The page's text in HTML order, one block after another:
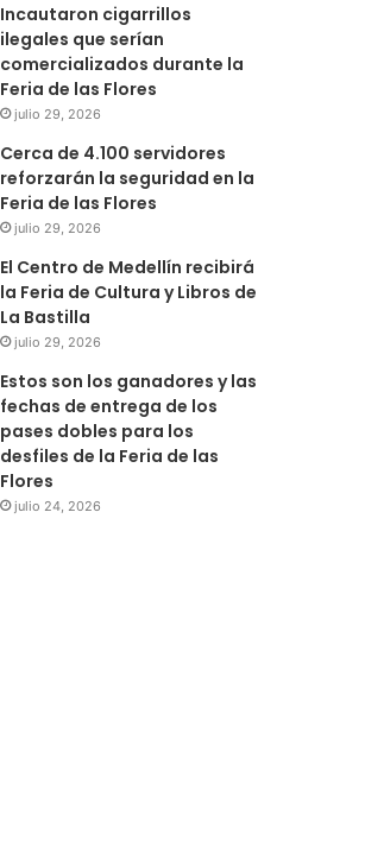
Incautaron cigarrillos
ilegales que serían
comercializados durante la
Feria de las Flores
julio 29, 2026
Cerca de 4.100 servidores
reforzarán la seguridad en la
Feria de las Flores
julio 29, 2026
El Centro de Medellín recibirá
la Feria de Cultura y Libros de
La Bastilla
julio 29, 2026
Estos son los ganadores y las
fechas de entrega de los
pases dobles para los
desfiles de la Feria de las
Flores
julio 24, 2026